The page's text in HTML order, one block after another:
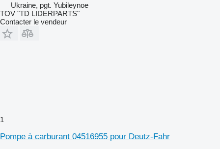
Ukraine, pgt. Yubileynoe
TOV "TD LIDERPARTS"
Contacter le vendeur
1
Pompe à carburant 04516955 pour Deutz-Fahr